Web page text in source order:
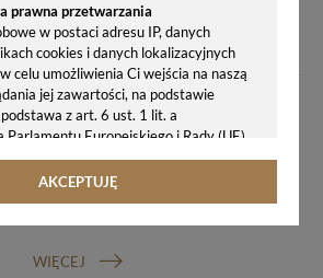
prawna przetwarzania
w postaci adresu IP, danych
cookies i danych lokalizacyjnych
celu umożliwienia Ci wejścia na naszą
jej zawartości, na podstawie
z art. 6 ust. 1 lit. a
Parlamentu Europejskiego i Rady (UE)
r. w sprawie ochrony osób
z przetwarzaniem danych
AKCEPTUJĘ
289,00 zł
WIĘCEJ